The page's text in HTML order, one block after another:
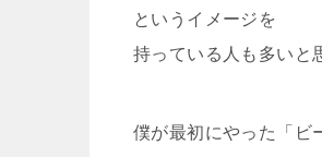
というイメージを
持っている人も多いと
僕が最初にやった「ビ